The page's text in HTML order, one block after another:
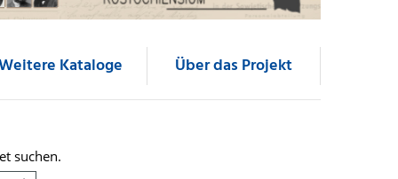
Kataloge Über das Projekt
suchen.